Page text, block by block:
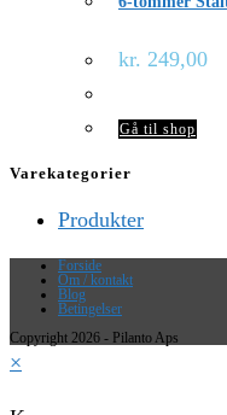
kr. 249,00
Gå til shop
Varekategorier
Produkter
Forside
Om / kontakt
Blog
Betingelser
Copyright 2026 - Pilanto Aps
×